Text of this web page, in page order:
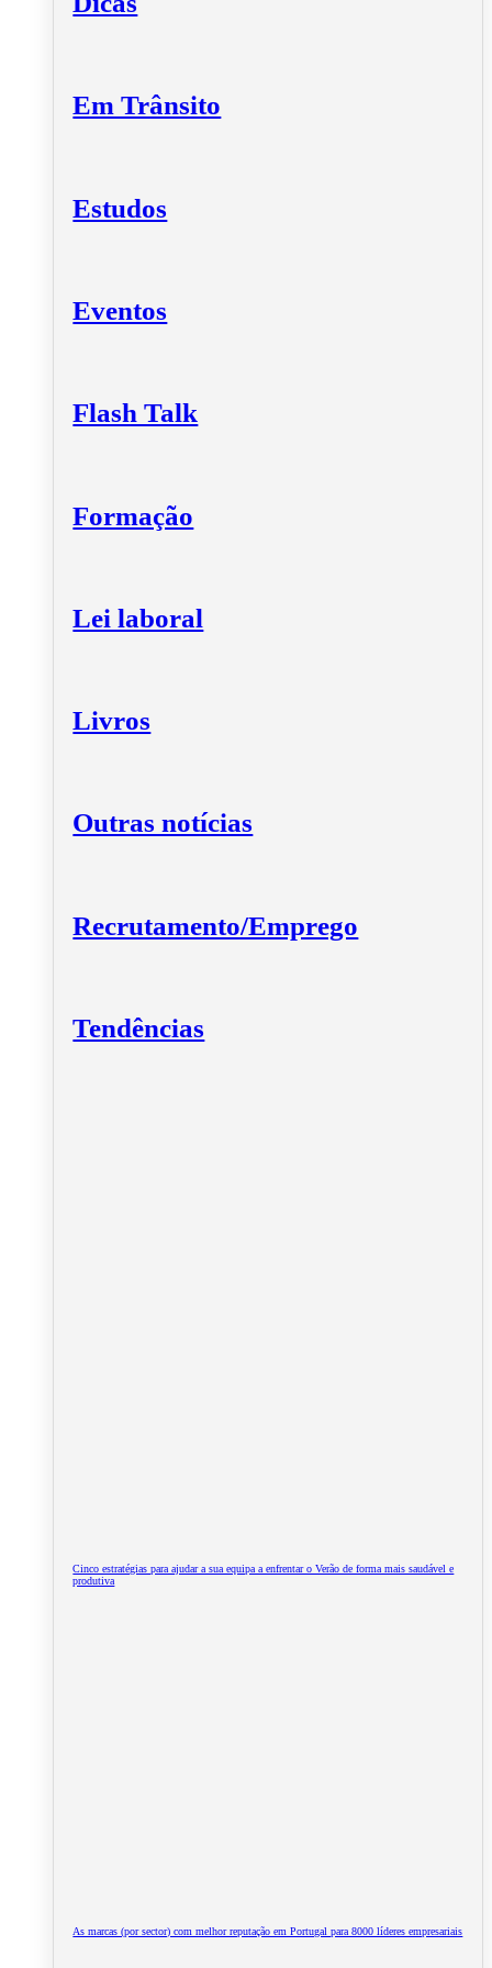
Em Trânsito
Estudos
Eventos
Flash Talk
Formação
Lei laboral
Livros
Outras notícias
Recrutamento/Emprego
Tendências
Cinco estratégias para ajudar a sua equipa a enfrentar o Verão de forma mais saudável e
produtiva
As marcas (por sector) com melhor reputação em Portugal para 8000 líderes empresariais